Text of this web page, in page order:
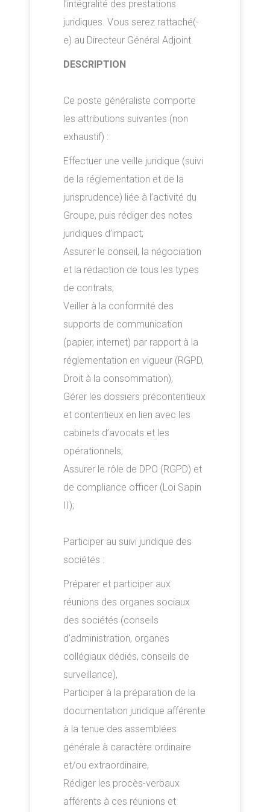
l’intégralité des prestations
juridiques. Vous serez rattaché(-
e) au Directeur Général Adjoint.
DESCRIPTION
Ce poste généraliste comporte
les attributions suivantes (non
exhaustif) :
Effectuer une veille juridique (suivi
de la réglementation et de la
jurisprudence) liée à l’activité du
Groupe, puis rédiger des notes
juridiques d’impact;
Assurer le conseil, la négociation
et la rédaction de tous les types
de contrats;
Veiller à la conformité des
supports de communication
(papier, internet) par rapport à la
réglementation en vigueur (RGPD,
Droit à la consommation);
Gérer les dossiers précontentieux
et contentieux en lien avec les
cabinets d’avocats et les
opérationnels;
Assurer le rôle de DPO (RGPD) et
de compliance officer (Loi Sapin
II);
Participer au suivi juridique des
sociétés :
Préparer et participer aux
réunions des organes sociaux
des sociétés (conseils
d’administration, organes
collégiaux dédiés, conseils de
surveillance),
Participer à la préparation de la
documentation juridique afférente
à la tenue des assemblées
générale à caractère ordinaire
et/ou extraordinaire,
Rédiger les procès-verbaux
afférents à ces réunions et